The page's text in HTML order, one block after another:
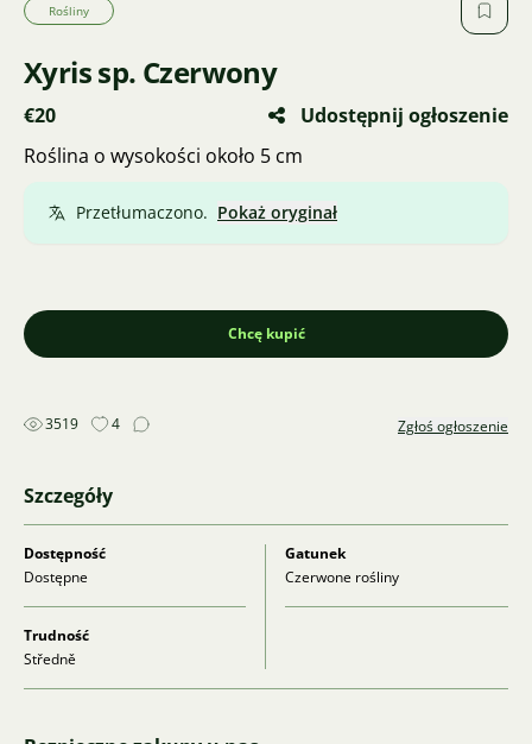
Rośliny
Xyris sp. Czerwony
€20
Udostępnij ogłoszenie
Roślina o wysokości około 5 cm
Przetłumaczono. Pokaż oryginał
Chcę kupić
3519 4 Zgłoś ogłoszenie
Szczegóły
Dostępność
Dostępne
Gatunek
Czerwone rośliny
Trudność
Středně